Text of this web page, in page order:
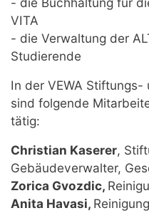
VITA
- die Verwaltung der
Studierende
In der VEWA
sind folgende
tätig:
Christian Kaserer,
Gebäudeverwalter,
Zorica Gvozdic,
Anita Havasi,